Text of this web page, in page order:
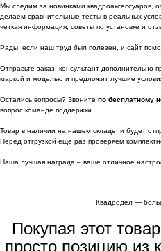
Мы следим за новинками квадроаксессуаров,
делаем сравнительные тесты в реальных
четкая информация, советы по установке и
Рады, если наш труд был полезен, и сайт
Отправьте заказ, консультант дополнительно
маркой и моделью и предложит лучшие
Остались вопросы? Звоните по бесплатному
вопрос команде поддержки.
Товар в наличии на нашем складе, и будет
Перед отгрузкой еще раз проверяем
Наша лучшая награда – ваше отличное
Квадродел —
Покупая этот
просто позицию из